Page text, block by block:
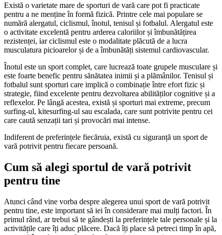
Există o varietate mare de sporturi de vară care pot fi practicate
pentru a ne menține în formă fizică. Printre cele mai populare se
numără alergatul, ciclismul, înotul, tenisul și fotbalul. Alergatul este
o activitate excelentă pentru arderea caloriilor și îmbunătățirea
rezistenței, iar ciclismul este o modalitate plăcută de a lucra
musculatura picioarelor și de a îmbunătăți sistemul cardiovascular.
Înotul este un sport complet, care lucrează toate grupele musculare și
este foarte benefic pentru sănătatea inimii și a plămânilor. Tenisul și
fotbalul sunt sporturi care implică o combinație între efort fizic și
strategie, fiind excelente pentru dezvoltarea abilităților cognitive și a
reflexelor. Pe lângă acestea, există și sporturi mai extreme, precum
surfing-ul, kitesurfing-ul sau escalada, care sunt potrivite pentru cei
care caută senzații tari și provocări mai intense.
Indiferent de preferințele fiecăruia, există cu siguranță un sport de
vară potrivit pentru fiecare persoană.
Cum să alegi sportul de vară potrivit
pentru tine
Atunci când vine vorba despre alegerea unui sport de vară potrivit
pentru tine, este important să iei în considerare mai mulți factori. În
primul rând, ar trebui să te gândești la preferințele tale personale și la
activitățile care îți aduc plăcere. Dacă îți place să petreci timp în apă,